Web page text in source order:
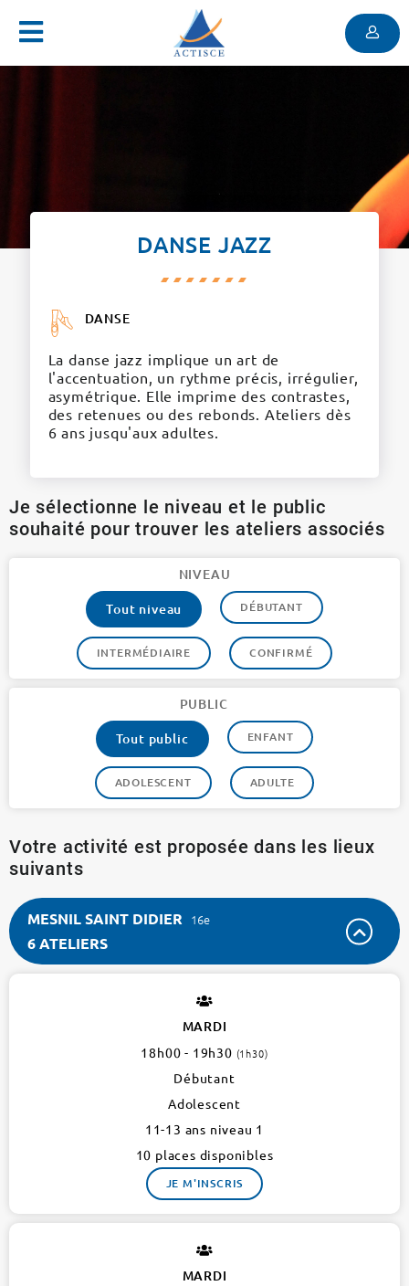
Menu
DANSE JAZZ
DANSE
La danse jazz implique un art de
l'accentuation, un rythme précis, irrégulier,
asymétrique. Elle imprime des contrastes,
des retenues ou des rebonds. Ateliers dès
6 ans jusqu'aux adultes.
Je sélectionne le niveau et le public
souhaité pour trouver les ateliers associés
NIVEAU
Tout niveau
DÉBUTANT
INTERMÉDIAIRE CONFIRMÉ
PUBLIC
Tout public
ENFANT
ADOLESCENT ADULTE
Votre activité est proposée dans les lieux
suivants
MESNIL SAINT DIDIER 16e
6 ATELIERS
MARDI
18h00 - 19h30 (1h30)
Débutant
Adolescent
11-13 ans niveau 1
10 places disponibles
JE M'INSCRIS
MARDI